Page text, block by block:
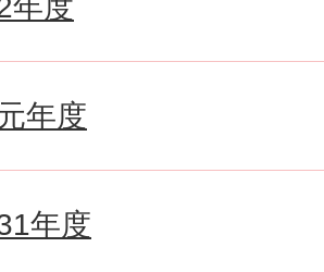
年度
年度
年度